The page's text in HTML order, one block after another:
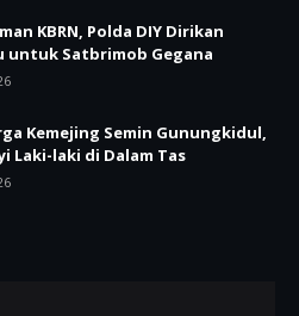
KBRN, Polda DIY Dirikan
untuk Satbrimob Gegana
Kemejing Semin Gunungkidul,
Laki-laki di Dalam Tas